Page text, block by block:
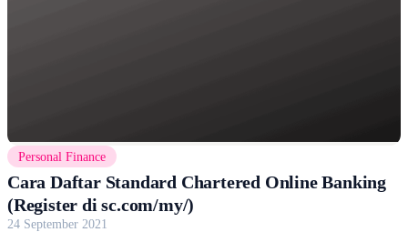
Personal Finance
Cara Daftar Standard Chartered Online Banking
(Register di sc.com/my/)
24 September 2021